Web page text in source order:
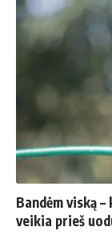
Bandėm viską
veikia prieš